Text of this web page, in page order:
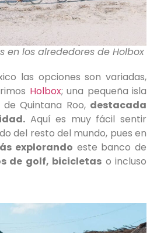
en los alrededores de Holbox
las opciones son variadas,
Holbox; una pequeña isla
Quintana Roo, destacada
Aquí es muy fácil sentir
del resto del mundo, pues en
explorando este banco de
de golf, bicicletas o incluso